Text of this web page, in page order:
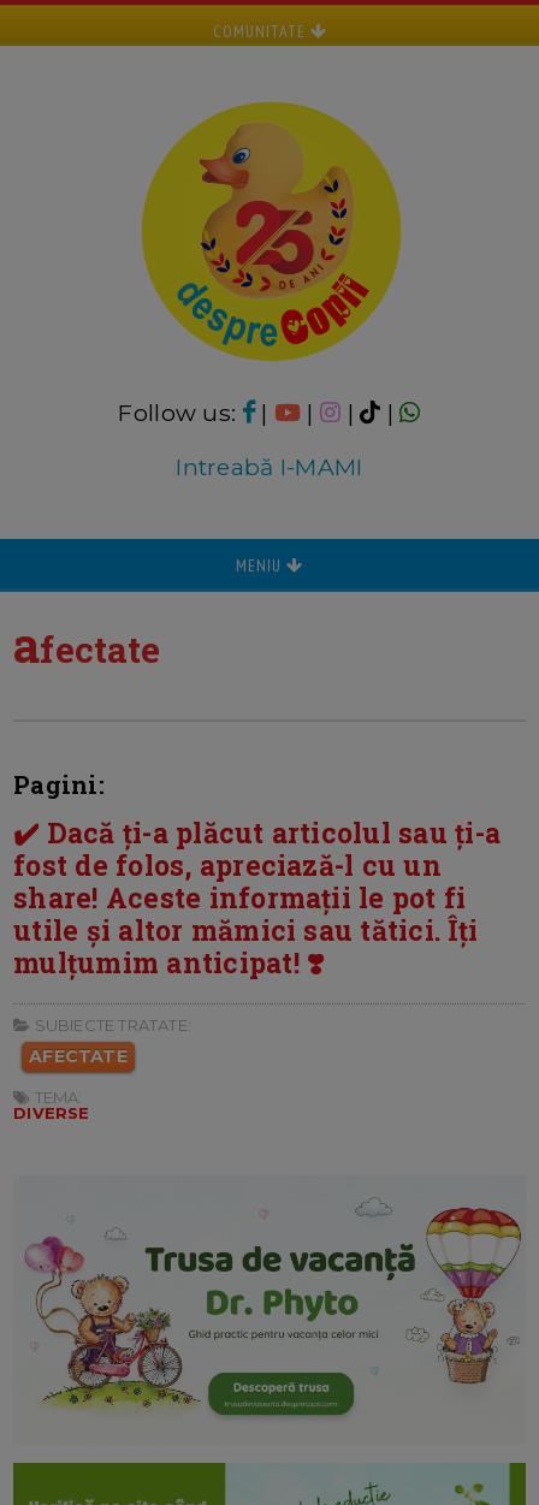
COMUNITATE
Follow us: | | |
|
Intreabă I-MAMI
MENIU
afectate
Pagini:
✔️ Dacă ți-a plăcut articolul sau ți-a
fost de folos, apreciază-l cu un
share! Aceste informații le pot fi
utile și altor mămici sau tătici. Îți
mulțumim anticipat! ❣️
SUBIECTE TRATATE:
AFECTATE
TEMA:
DIVERSE